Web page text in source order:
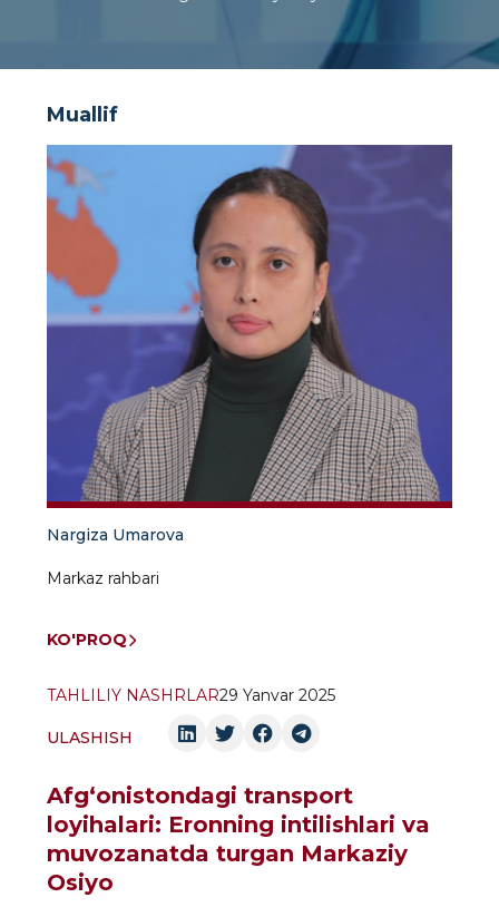
Muallif
Nargiza Umarova
Markaz rahbari
KO'PROQ
TAHLILIY NASHRLAR29 Yanvar 2025
ULASHISH
Afg‘onistondagi transport
loyihalari: Eronning intilishlari va
muvozanatda turgan Markaziy
Osiyo